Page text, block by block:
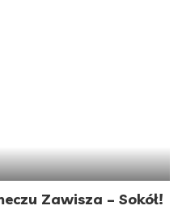
Zawisza – Sokół!